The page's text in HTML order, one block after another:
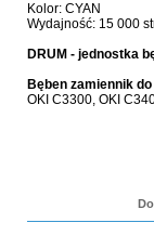
Kolor: CYAN
Wydajność: 15 000
DRUM - jednostka
Bęben zamiennik
OKI C3300, OKI